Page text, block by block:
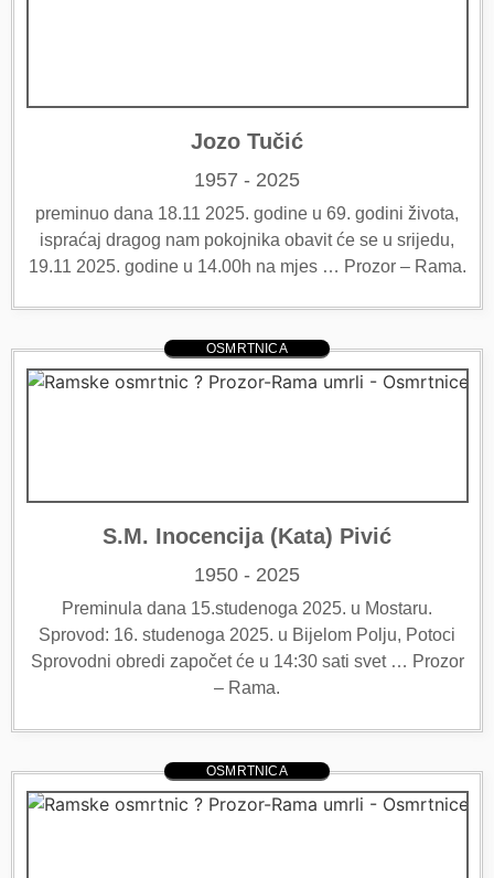
Jozo Tučić
1957 - 2025
preminuo dana 18.11 2025. godine u 69. godini života,
ispraćaj dragog nam pokojnika obavit će se u srijedu,
19.11 2025. godine u 14.00h na mjes … Prozor – Rama.
OSMRTNICA
S.M. Inocencija (Kata) Pivić
1950 - 2025
Preminula dana 15.studenoga 2025. u Mostaru.
Sprovod: 16. studenoga 2025. u Bijelom Polju, Potoci
Sprovodni obredi započet će u 14:30 sati svet … Prozor
– Rama.
OSMRTNICA